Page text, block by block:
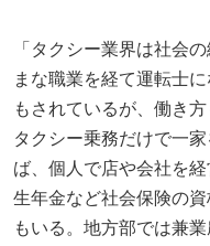
「タクシー業界は社会
まな職業を経て運転士
もされているが、働き
タクシー乗務だけで一
ば、個人で店や会社を
生年金など社会保険の
もいる。地方部では兼